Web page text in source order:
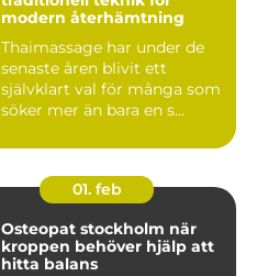
modern återhämtning
Thaimassage har under de
senaste åren blivit ett
självklart val för många som
söker mer än bara en s...
01. feb
Osteopat stockholm när
kroppen behöver hjälp att
hitta balans